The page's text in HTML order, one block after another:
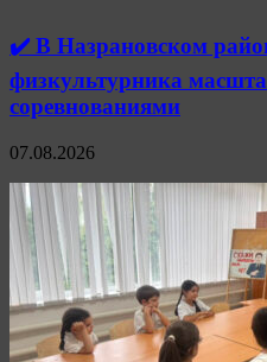
✔️ В Назрановском
физкультурника
соревнованиями
07.08.2026